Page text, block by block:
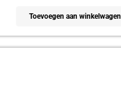
Toevoegen aan winkelwagen